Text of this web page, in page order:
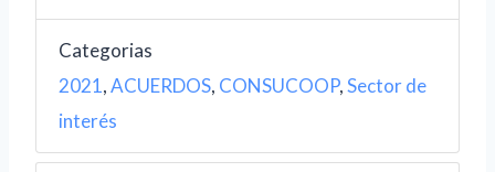
Categorias
2021,ACUERDOS, CONSUCOOP,Sector de
interés